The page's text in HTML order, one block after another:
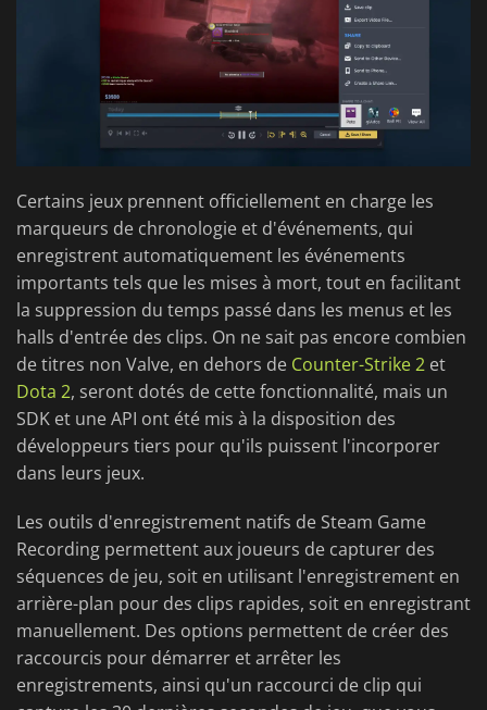
Certains jeux prennent officiellement en charge les
marqueurs de chronologie et d'événements, qui
enregistrent automatiquement les événements
importants tels que les mises à mort, tout en facilitant
la suppression du temps passé dans les menus et les
halls d'entrée des clips. On ne sait pas encore combien
de titres non Valve, en dehors de Counter-Strike 2 et
Dota 2, seront dotés de cette fonctionnalité, mais un
SDK et une API ont été mis à la disposition des
développeurs tiers pour qu'ils puissent l'incorporer
dans leurs jeux.
Les outils d'enregistrement natifs de Steam Game
Recording permettent aux joueurs de capturer des
séquences de jeu, soit en utilisant l'enregistrement en
arrière-plan pour des clips rapides, soit en enregistrant
manuellement. Des options permettent de créer des
raccourcis pour démarrer et arrêter les
enregistrements, ainsi qu'un raccourci de clip qui